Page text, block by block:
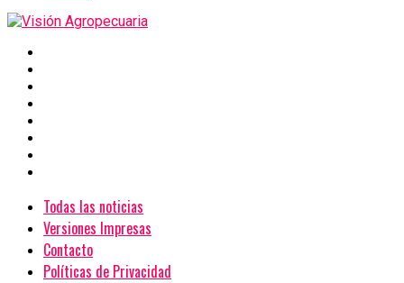
Todas las noticias
Versiones Impresas
Contacto
Políticas de Privacidad